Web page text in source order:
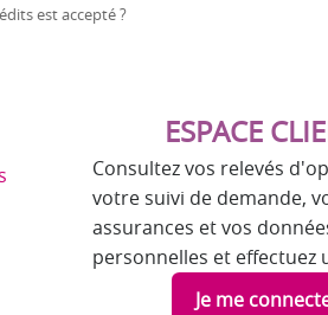
est accepté ?
ESPACE
Consultez vos relevés
votre suivi de demande,
assurances et vos
personnelles et effectuez
Je me